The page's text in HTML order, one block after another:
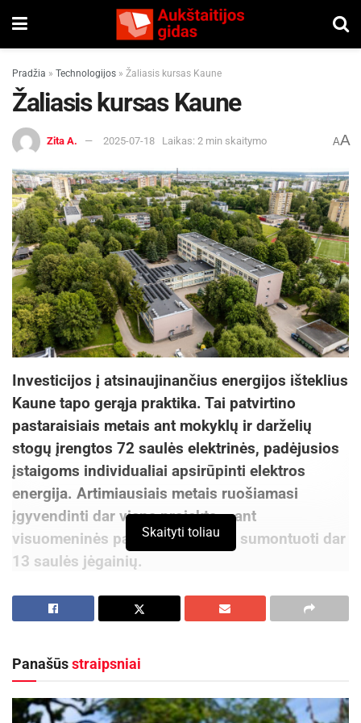
Pradžia » Technologijos » Žaliasis kursas Kaune
Žaliasis kursas Kaune
Zita A. 2025-07-18 Laikas: 2 min skaitymo AA
Investicijos į atsinaujinančius energijos išteklius
Kaune tapo gerąja praktika. Tai patvirtino
pastaraisiais metais ant mokyklų ir darželių
stogų įrengtos 72 saulės elektrinės, padėjusios
įstaigoms individualiai apsirūpinti elektros
energija. Artimiausiais metais ruošiamasi
įgyvendinti dar vieną projektą – ant
visuomeninės paskirties pastatų sumontuoti dar
13 saulės jėgainių.
„Pasaulis ir toliau gręžiasi į žaliąją energetiką.
Kaunas – jokia išimtis. Investicijos į
kaupu. Tuo jau įsitikinome. Tvarūs pastatai
lankantiems mokyklas ir darželius. Jau dabar
Skaityti toliau
Panašūsstraipsniai